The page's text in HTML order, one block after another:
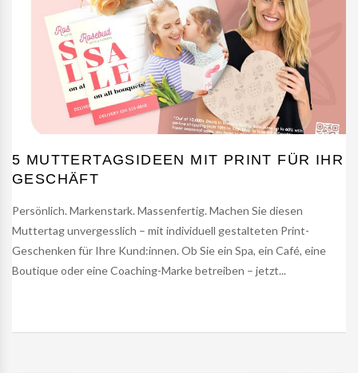
5 MUTTERTAGSIDEEN MIT PRINT FÜR IHR
GESCHÄFT
Persönlich. Markenstark. Massenfertig. Machen Sie diesen
Muttertag unvergesslich – mit individuell gestalteten Print-
Geschenken für Ihre Kund:innen. Ob Sie ein Spa, ein Café, eine
Boutique oder eine Coaching-Marke betreiben – jetzt...